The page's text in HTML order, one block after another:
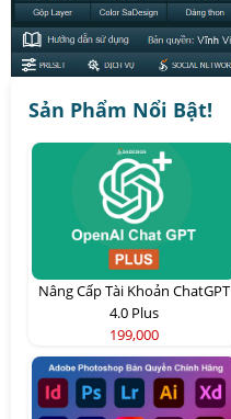
Sản Phẩm Nổi Bật!
Nâng Cấp Tài Khoản ChatGPT
4.0 Plus
199,000